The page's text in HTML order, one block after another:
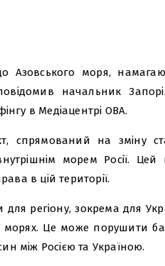
Азовського моря,
начальник
в Медіацентрі ОВА.
спрямований на зміну
морем Росії. Цей
в цій території.
регіону, зокрема для
морях. Це може порушити
між Росією та Україною.